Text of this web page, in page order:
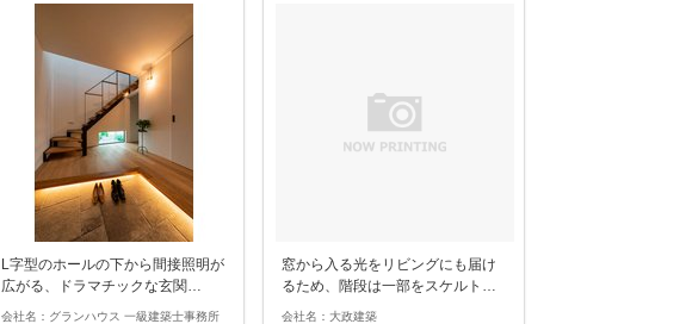
L字型のホールの下から間接照明が
広がる、ドラマチックな玄関…
会社名：グランハウス 一級建築士事務所
窓から入る光をリビングにも届け
るため、階段は一部をスケルト…
会社名：大政建築